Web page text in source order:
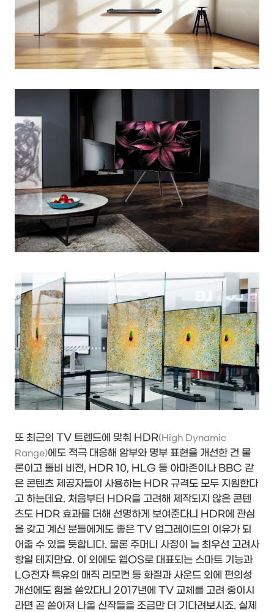
또 최근의 TV 트렌드에 맞춰 HDR(High Dynamic
Range)에도 적극 대응해 암부와 명부 표현을 개선한 건 물
론이고 돌비 비전, HDR 10, HLG 등 아마존이나 BBC 같
은 콘텐츠 제공자들이 사용하는 HDR 규격도 모두 지원한다
고 하는데요. 처음부터 HDR을 고려해 제작되지 않은 콘텐
츠도 HDR 효과를 더해 선명하게 보여준다니 HDR에 관심
을 갖고 계신 분들에게도 좋은 TV 업그레이드의 이유가 되
어줄 수 있을 듯합니다. 물론 주머니 사정이 늘 최우선 고려사
항일 테지만요. 이 외에도 웹OS로 대표되는 스마트 기능과
LG전자 특유의 매직 리모컨 등 화질과 사운드 외에 편의성
개선에도 힘을 쏟았다니 2017년에 TV 교체를 고려 중이시
라면 곧 쏟아져 나올 신작들을 조금만 더 기다려보시죠. 실제